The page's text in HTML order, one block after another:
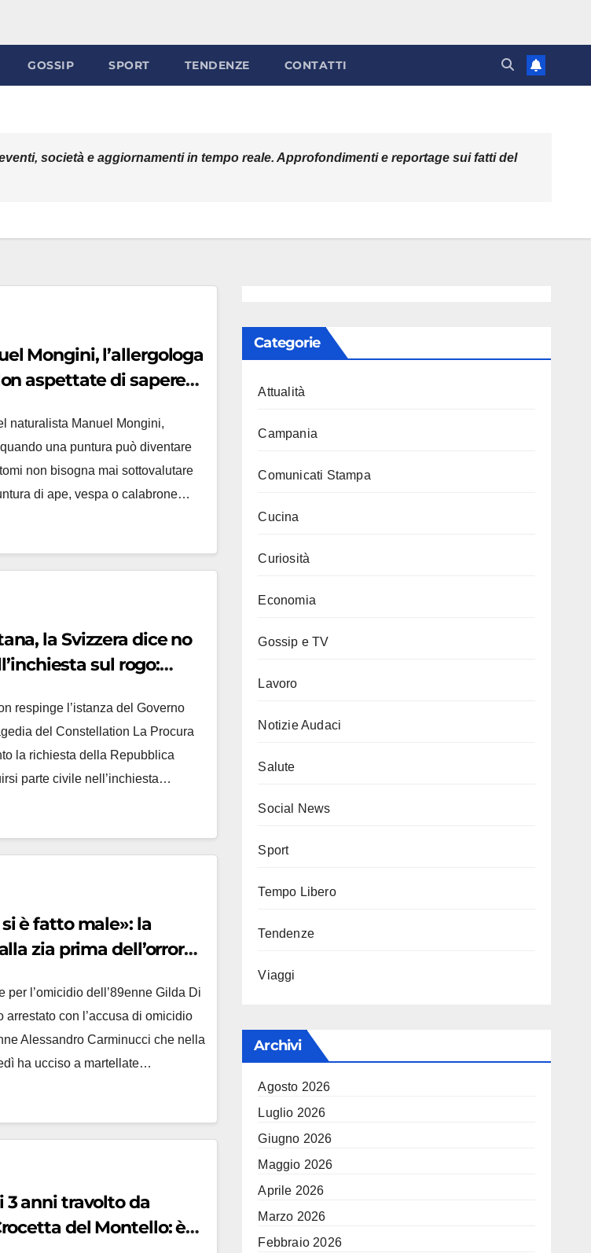
GOSSIP SPORT TENDENZE CONTATTI
società e aggiornamenti in tempo reale. Approfondimenti e reportage sui fatti del
Mongini, l’allergologa
aspettate di sapere
naturalista Manuel Mongini,
quando una puntura può diventare
non bisogna mai sottovalutare
di ape, vespa o calabrone…
la Svizzera dice no
sul rogo:
respinge l’istanza del Governo
del Constellation La Procura
la richiesta della Repubblica
parte civile nell’inchiesta…
è fatto male»: la
zia prima dell’orrore,
per l’omicidio dell’89enne Gilda Di
arrestato con l’accusa di omicidio
Alessandro Carminucci che nella
ha ucciso a martellate…
3 anni travolto da
del Montello: è
Categorie
Attualità
Campania
Comunicati Stampa
Cucina
Curiosità
Economia
Gossip e TV
Lavoro
Notizie Audaci
Salute
Social News
Sport
Tempo Libero
Tendenze
Viaggi
Archivi
Agosto 2026
Luglio 2026
Giugno 2026
Maggio 2026
Aprile 2026
Marzo 2026
Febbraio 2026